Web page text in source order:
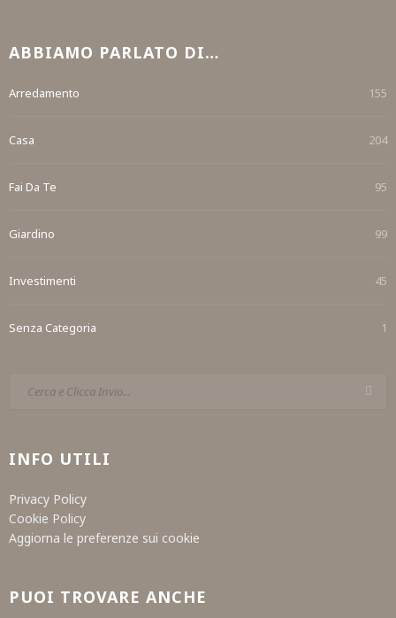
ABBIAMO PARLATO DI…
Arredamento 155
Casa 204
Fai Da Te 95
Giardino 99
Investimenti 45
Senza Categoria 1
INFO UTILI
Privacy Policy
Cookie Policy
Aggiorna le preferenze sui cookie
PUOI TROVARE ANCHE